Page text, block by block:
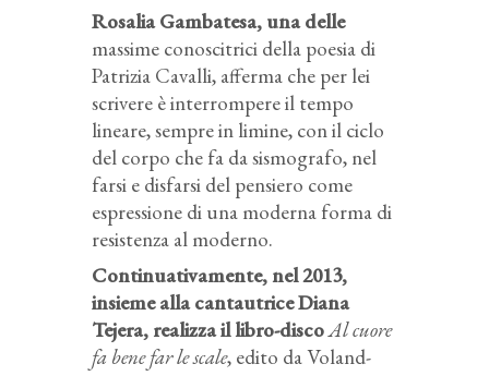
Rosalia Gambatesa, una delle
massime conoscitrici della poesia di
Patrizia Cavalli, afferma che per lei
scrivere è interrompere il tempo
lineare, sempre in limine, con il ciclo
del corpo che fa da sismografo, nel
farsi e disfarsi del pensiero come
espressione di una moderna forma di
resistenza al moderno.
Continuativamente, nel 2013,
insieme alla cantautrice Diana
Tejera, realizza il libro-discoAl cuore
fa bene far le scale, edito da Voland-